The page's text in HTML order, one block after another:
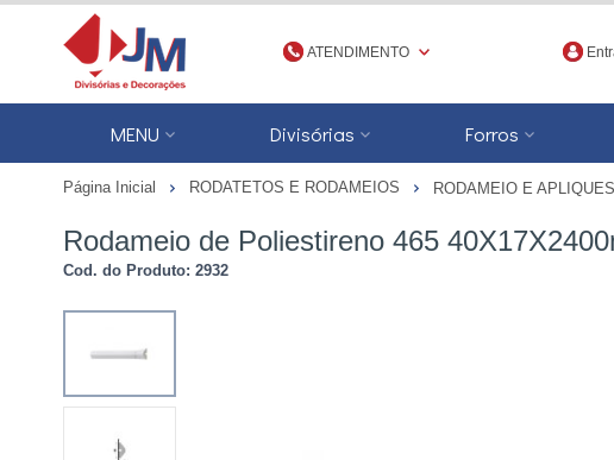
ATENDIMENTO
(48) 3623-1777
4836231777
MENU Divisórias Forros
Página Inicial RODATETOS E RODAMEIOS RODAMEIO E APLIQUES
Rodameio de Poliestireno 465
Cod. do Produto: 2932